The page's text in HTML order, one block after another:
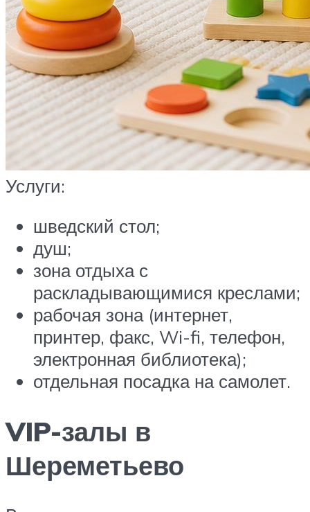
Услуги:
шведский стол;
душ;
зона отдыха с
раскладывающимися креслами;
рабочая зона (интернет,
принтер, факс, Wi-fi, телефон,
электронная библиотека);
отдельная посадка на самолет.
VIP-залы в
Шереметьево